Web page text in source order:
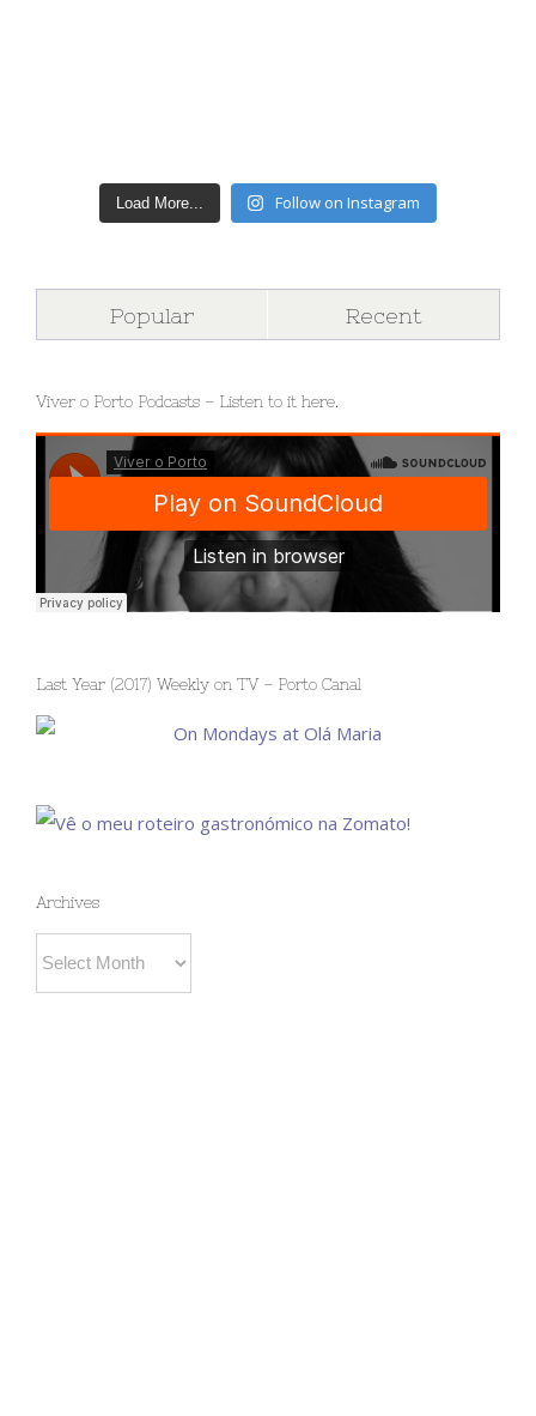
Load More... Follow on Instagram
Popular Recent
Viver o Porto Podcasts – Listen to it here.
Last Year (2017) Weekly on TV – Porto Canal
Archives